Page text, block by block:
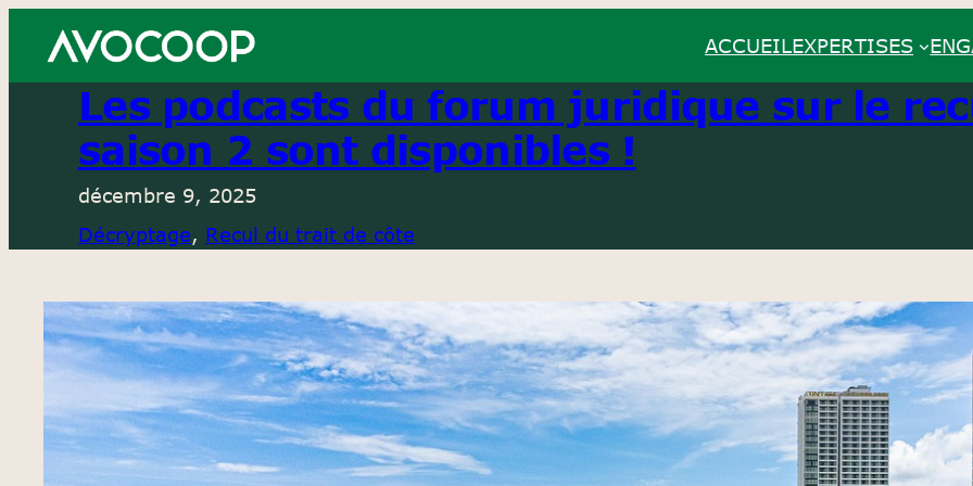
contenu
ACCUEILEXPERTISES
Les podcasts du forum juridique sur le
saison 2 sont disponibles !
décembre 9, 2025
Décryptage, Recul du trait de côte